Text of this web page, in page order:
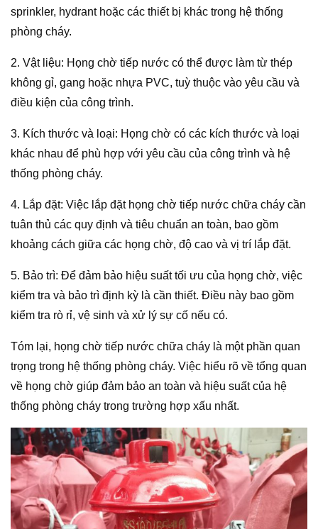
sprinkler, hydrant hoặc các thiết bị khác trong hệ thống
phòng cháy.
2. Vật liệu: Họng chờ tiếp nước có thể được làm từ thép
không gỉ, gang hoặc nhựa PVC, tuỳ thuộc vào yêu cầu và
điều kiện của công trình.
3. Kích thước và loại: Họng chờ có các kích thước và loại
khác nhau để phù hợp với yêu cầu của công trình và hệ
thống phòng cháy.
4. Lắp đặt: Việc lắp đặt họng chờ tiếp nước chữa cháy cần
tuân thủ các quy định và tiêu chuẩn an toàn, bao gồm
khoảng cách giữa các họng chờ, độ cao và vị trí lắp đặt.
5. Bảo trì: Để đảm bảo hiệu suất tối ưu của họng chờ, việc
kiểm tra và bảo trì định kỳ là cần thiết. Điều này bao gồm
kiểm tra rò rỉ, vệ sinh và xử lý sự cố nếu có.
Tóm lại, họng chờ tiếp nước chữa cháy là một phần quan
trọng trong hệ thống phòng cháy. Việc hiểu rõ về tổng quan
về họng chờ giúp đảm bảo an toàn và hiệu suất của hệ
thống phòng cháy trong trường hợp xấu nhất.